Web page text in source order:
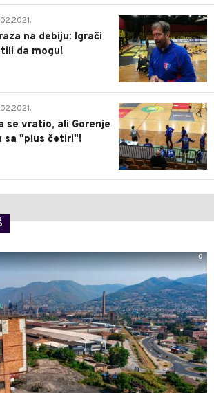
1
na debiju: Igrači
da mogu!
3
se vratio, ali Gorenje
sa "plus četiri"!
0